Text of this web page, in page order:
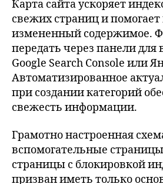
Карта сайта ускоряет
свежих страниц и помогает
измененный содержимое.
передать через панели для
Google Search Console или
Автоматизированное
при создании категорий
свежесть информации.
Грамотно настроенная
вспомогательные
страницы с блокировкой
призван иметь только